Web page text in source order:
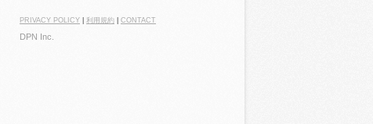
PRIVACY POLICY 利用規約 CONTACT
DPN Inc.